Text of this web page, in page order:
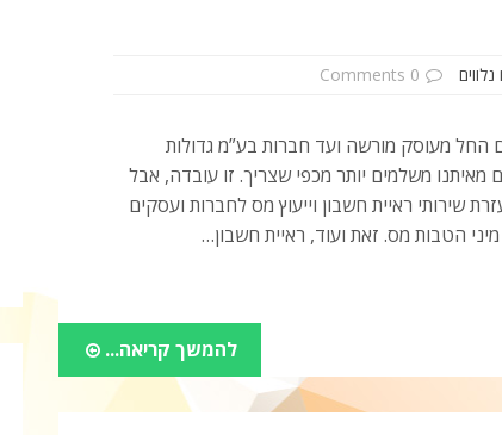
0 Comments
מעוסק מורשה ועד חברות בע”מ גדולות
משלמים יותר מכפי שצריך. זו עובדה, אבל
שירותי ראיית חשבון וייעוץ מס לחברות ועסקים
הטבות מס. זאת ועוד, ראיית חשבון…
להמשך קריאה...